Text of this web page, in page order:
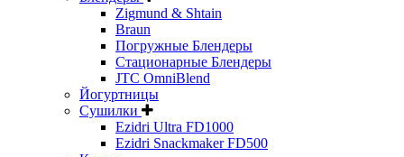
Zigmund & Shtain
Braun
Погружные Блендеры
Стационарные Блендеры
JTC OmniBlend
Йогуртницы
Сушилки
Ezidri Ultra FD1000
Ezidri Snackmaker FD500